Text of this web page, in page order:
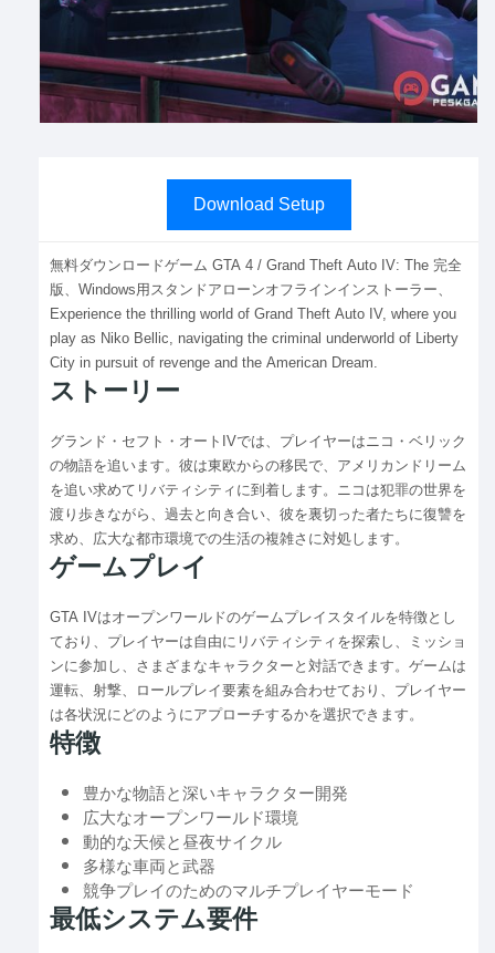
Download Setup
無料ダウンロードゲーム GTA 4 / Grand Theft Auto IV: The 完全
版、Windows用スタンドアローンオフラインインストーラー、
Experience the thrilling world of Grand Theft Auto IV, where you
play as Niko Bellic, navigating the criminal underworld of Liberty
City in pursuit of revenge and the American Dream.
ストーリー
グランド・セフト・オートIVでは、プレイヤーはニコ・ベリック
の物語を追います。彼は東欧からの移民で、アメリカンドリーム
を追い求めてリバティシティに到着します。ニコは犯罪の世界を
渡り歩きながら、過去と向き合い、彼を裏切った者たちに復讐を
求め、広大な都市環境での生活の複雑さに対処します。
ゲームプレイ
GTA IVはオープンワールドのゲームプレイスタイルを特徴とし
ており、プレイヤーは自由にリバティシティを探索し、ミッショ
ンに参加し、さまざまなキャラクターと対話できます。ゲームは
運転、射撃、ロールプレイ要素を組み合わせており、プレイヤー
は各状況にどのようにアプローチするかを選択できます。
特徴
豊かな物語と深いキャラクター開発
広大なオープンワールド環境
動的な天候と昼夜サイクル
多様な車両と武器
競争プレイのためのマルチプレイヤーモード
最低システム要件